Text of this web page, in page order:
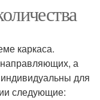
каркаса.
а
для
следующие: